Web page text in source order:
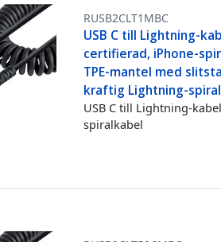
RUSB2CLT1MBC
USB C till Lightning-
certifierad, iPhone-
TPE-mantel med
kraftig Lightning-
USB C till Lightning-
spiralkabel